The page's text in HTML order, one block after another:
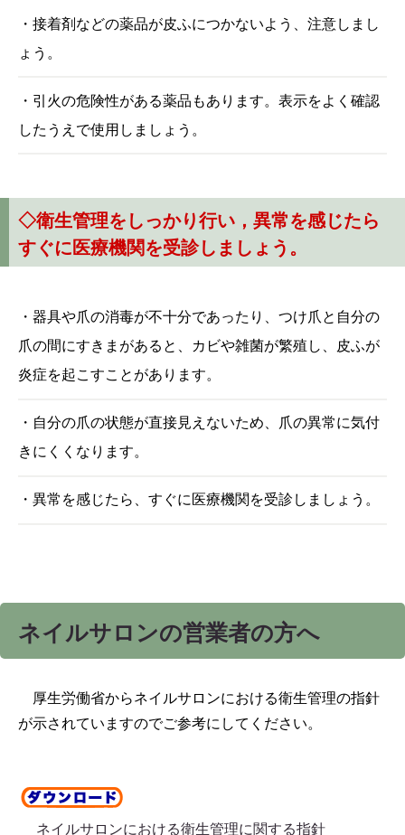
・接着剤などの薬品が皮ふにつかないよう、注意しまし
ょう。
・引火の危険性がある薬品もあります。表示をよく確認
したうえで使用しましょう。
◇衛生管理をしっかり行い，異常を感じたら
すぐに医療機関を受診しましょう。
・器具や爪の消毒が不十分であったり、つけ爪と自分の
爪の間にすきまがあると、カビや雑菌が繁殖し、皮ふが
炎症を起こすことがあります。
・自分の爪の状態が直接見えないため、爪の異常に気付
きにくくなります。
・異常を感じたら、すぐに医療機関を受診しましょう。
ネイルサロンの営業者の方へ
厚生労働省からネイルサロンにおける衛生管理の指針
が示されていますのでご参考にしてください。
ネイルサロンにおける衛生管理に関する指針